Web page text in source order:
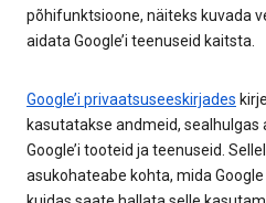
põhifunktsioone, näiteks kuvada
aidata Google’i teenuseid kaitsta.
Google’i privaatsuseeskirjades
kasutatakse andmeid,
Google’i tooteid ja teenuseid.
asukohateabe kohta, mida